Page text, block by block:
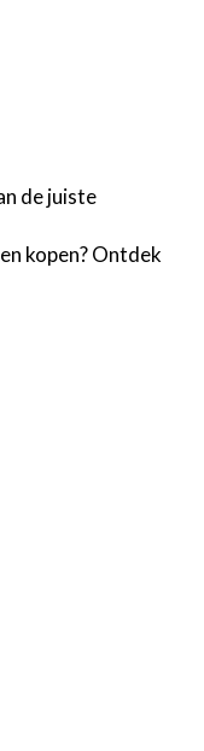
de juiste
kopen? Ontdek